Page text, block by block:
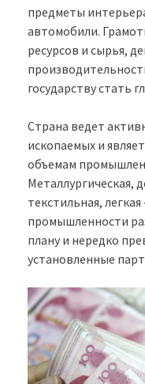
предметы
автомобили.
ресурсов и сырья,
государству стать
Страна ведет
ископаемых и
объемам
Металлургическая,
текстильная,
промышленности
плану и нередко
установленные